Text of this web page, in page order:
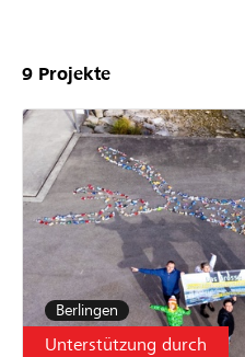
9 Projekte
Berlingen
Unterstützung durch